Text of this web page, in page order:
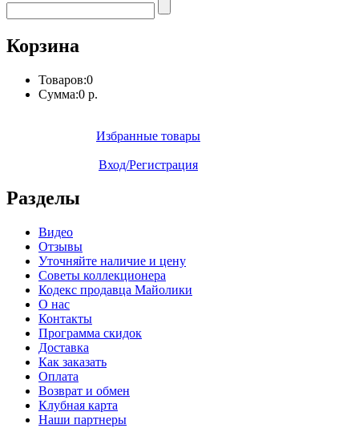
Корзина
Товаров:0
Сумма:0 р.
Избранные товары
Вход/Регистрация
Разделы
Видео
Отзывы
Уточняйте наличие и цену
Советы коллекционера
Кодекс продавца Майолики
О нас
Контакты
Программа скидок
Доставка
Как заказать
Оплата
Возврат и обмен
Клубная карта
Наши партнеры